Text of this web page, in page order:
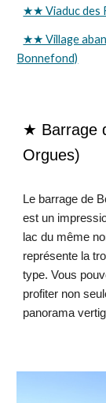
★★ Viaduc des
★★ Village
Bonnefond)
★ Barrage
Orgues)
Le barrage de
est un
lac du même
représente la
type. Vous
profiter non
panorama